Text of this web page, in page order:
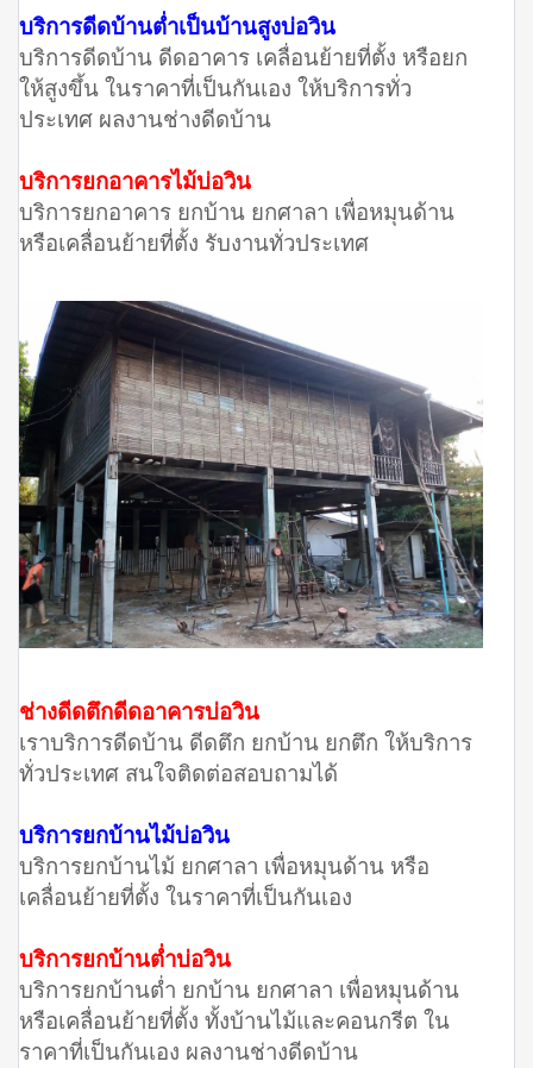
บริการดีดบ้านต่ำเป็นบ้านสูงบ่อวิน
บริการดีดบ้าน ดีดอาคาร เคลื่อนย้ายที่ตั้ง หรือยก
ให้สูงขึ้น ในราคาที่เป็นกันเอง ให้บริการทั่ว
ประเทศ ผลงานช่างดีดบ้าน
บริการยกอาคารไม้บ่อวิน
บริการยกอาคาร ยกบ้าน ยกศาลา เพื่อหมุนด้าน
หรือเคลื่อนย้ายที่ตั้ง รับงานทั่วประเทศ
ช่างดีดตึกดีดอาคารบ่อวิน
เราบริการดีดบ้าน ดีดตึก ยกบ้าน ยกตึก ให้บริการ
ทั่วประเทศ สนใจติดต่อสอบถามได้
บริการยกบ้านไม้บ่อวิน
บริการยกบ้านไม้ ยกศาลา เพื่อหมุนด้าน หรือ
เคลื่อนย้ายที่ตั้ง ในราคาที่เป็นกันเอง
บริการยกบ้านต่ำบ่อวิน
บริการยกบ้านต่ำ ยกบ้าน ยกศาลา เพื่อหมุนด้าน
หรือเคลื่อนย้ายที่ตั้ง ทั้งบ้านไม้และคอนกรีต ใน
ราคาที่เป็นกันเอง ผลงานช่างดีดบ้าน